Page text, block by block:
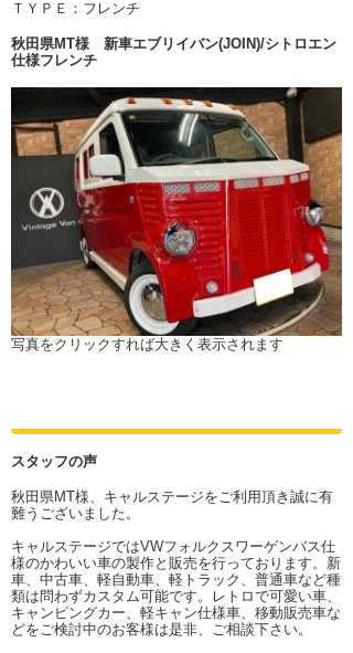
ＴＹＰＥ：フレンチ
秋田県MT様 新車エブリイバン(JOIN)/シトロエン
仕様フレンチ
写真をクリックすれば大きく表示されます
スタッフの声
秋田県MT様、キャルステージをご利用頂き誠に有
難うございました。
キャルステージではVWフォルクスワーゲンバス仕
様のかわいい車の製作と販売を行っております。新
車、中古車、軽自動車、軽トラック、普通車など種
類は問わずカスタム可能です。レトロで可愛い車、
キャンピングカー、軽キャン仕様車、移動販売車な
どをご検討中のお客様は是非、ご相談下さい。